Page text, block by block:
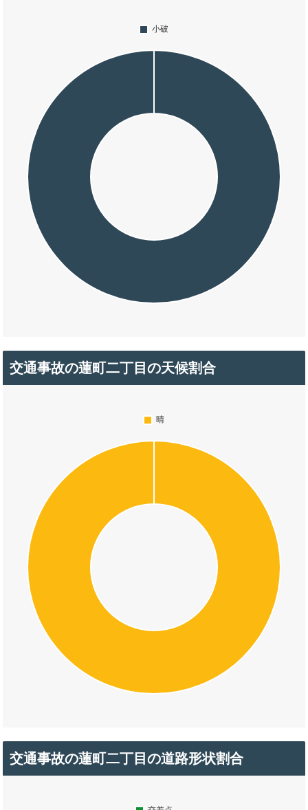
交通事故の蓮町二丁目の天候割合
交通事故の蓮町二丁目の道路形状割合